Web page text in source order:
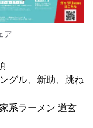
ア
グル、新助、跳ね
メン 道玄